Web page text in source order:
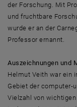
der Forschung. Mit
und fruchtbare
wurde er an der
Professor ernannt.
Auszeichnungen und
Helmut Veith war ein
Gebiet der computer-
Vielzahl von